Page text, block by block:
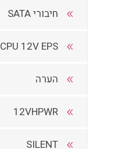
חיבורי SATA
CPU 12V EPS
הערה
12VHPWR
SILENT